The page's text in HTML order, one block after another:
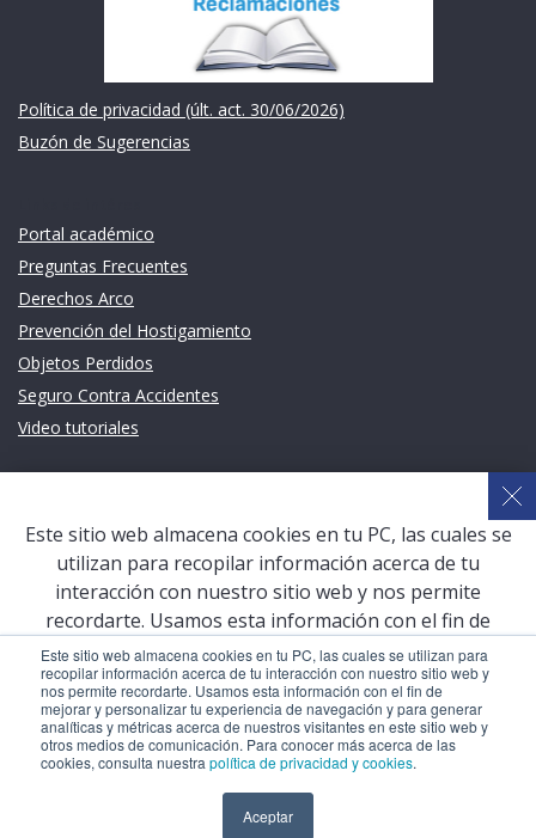
Este sitio web almacena cookies en tu PC, las cuales se utilizan para
recopilar información acerca de tu interacción con nuestro sitio web y
nos permite recordarte. Usamos esta información con el fin de
mejorar y personalizar tu experiencia de navegación y para generar
analíticas y métricas acerca de nuestros visitantes en este sitio web y
otros medios de comunicación. Para conocer más acerca de las
cookies, consulta nuestra política de privacidad y cookies.
Aceptar
Política de privacidad (últ. act. 30/06/2026)
Buzón de Sugerencias
Portal académico
Preguntas Frecuentes
Derechos Arco
Prevención del Hostigamiento
Objetos Perdidos
Seguro Contra Accidentes
Video tutoriales
Sistema de Gestión Académica (SGA)
Defensoría Universitaria
Terceros vinculados
San Pablo Mail
Aula Virtual Pregrado
Aula Virtual Postgrado
COPYRIGHT © 2026 Universidad Católica San Pablo – RUC:
Este sitio web almacena cookies en tu PC, las cuales se
utilizan para recopilar información acerca de tu
interacción con nuestro sitio web y nos permite
recordarte. Usamos esta información con el fin de
mejorar y personalizar tu experiencia de navegación y
para generar analíticas y métricas acerca de nuestros
visitantes en este sitio web y otros medios de
comunicación. Para conocer más acerca de las cookies,
consulta nuestrapolítica de privacidad y cookies
Aceptar